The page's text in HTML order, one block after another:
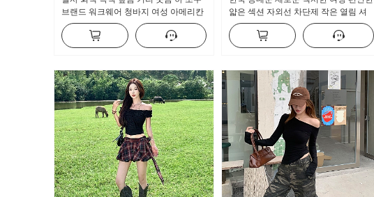
브랜드 워크웨어 청바지 여성 아메리칸
레트로 루즈핏 바닥 청소 캐주얼 바지
얇은 섹션 자외선 차단제 작은 열림 셔
츠 슬링 치마 정장 여자